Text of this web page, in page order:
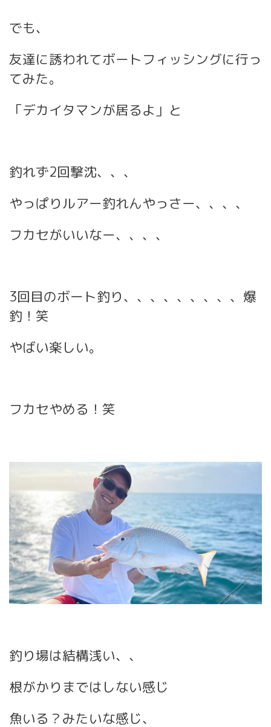
でも、
友達に誘われてボートフィッシングに行っ
てみた。
「デカイタマンが居るよ」と
釣れず2回撃沈、、、
やっぱりルアー釣れんやっさー、、、、
フカセがいいなー、、、、
3回目のボート釣り、、、、、、、、、爆
釣！笑
やばい楽しい。
フカセやめる！笑
釣り場は結構浅い、、
根がかりまではしない感じ
魚いる？みたいな感じ、